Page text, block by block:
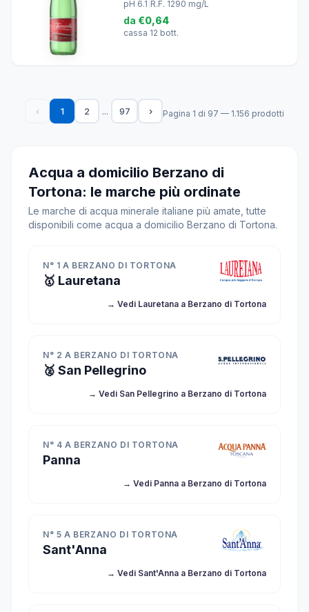
pH 6.1 R.F. 1290 mg/L
da €0,64
cassa 12 bott.
‹ 1 2 ... 97 › Pagina 1 di 97 — 1.156 prodotti
Acqua a domicilio Berzano di
Tortona: le marche più ordinate
Le marche di acqua minerale italiane più amate, tutte
disponibili come acqua a domicilio Berzano di Tortona.
N° 1 A BERZANO DI TORTONA
🥇 Lauretana
→ Vedi Lauretana a Berzano di Tortona
N° 2 A BERZANO DI TORTONA
🥈 San Pellegrino
→ Vedi San Pellegrino a Berzano di Tortona
N° 4 A BERZANO DI TORTONA
Panna
→ Vedi Panna a Berzano di Tortona
N° 5 A BERZANO DI TORTONA
Sant'Anna
→ Vedi Sant'Anna a Berzano di Tortona